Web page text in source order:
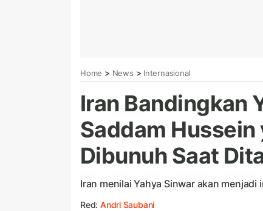
Home > News > Internasional
Iran Bandingkan
Saddam
Dibunuh Saat
Iran menilai Yahya Sinwar akan
Red: Andri Saubani